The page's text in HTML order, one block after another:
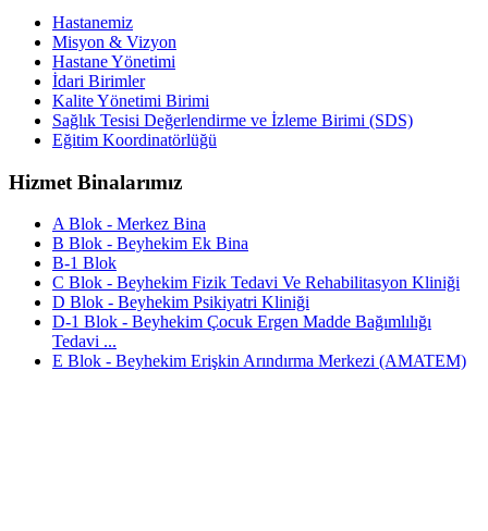
Hastanemiz
Misyon & Vizyon
Hastane Yönetimi
İdari Birimler
Kalite Yönetimi Birimi
Sağlık Tesisi Değerlendirme ve İzleme Birimi (SDS)
Eğitim Koordinatörlüğü
Hizmet Binalarımız
A Blok - Merkez Bina
B Blok - Beyhekim Ek Bina
B-1 Blok
C Blok - Beyhekim Fizik Tedavi Ve Rehabilitasyon Kliniği
D Blok - Beyhekim Psikiyatri Kliniği
D-1 Blok - Beyhekim Çocuk Ergen Madde Bağımlılığı
Tedavi ...
E Blok - Beyhekim Erişkin Arındırma Merkezi (AMATEM)